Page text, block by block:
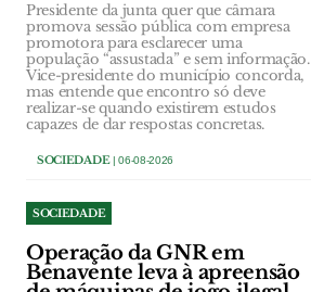
Presidente da junta quer que câmara
promova sessão pública com empresa
promotora para esclarecer uma
população “assustada” e sem informação.
Vice-presidente do município concorda,
mas entende que encontro só deve
realizar-se quando existirem estudos
capazes de dar respostas concretas.
SOCIEDADE| 06-08-2026
SOCIEDADE
Operação da GNR em
Benavente leva à apreensão